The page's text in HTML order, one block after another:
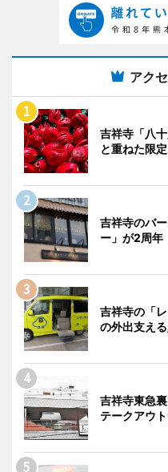
アク
吉祥寺「八
と重ねた限
吉祥寺のバ
ー」が2周
吉祥寺の「
の外出支え
吉祥寺東急
テークアウ